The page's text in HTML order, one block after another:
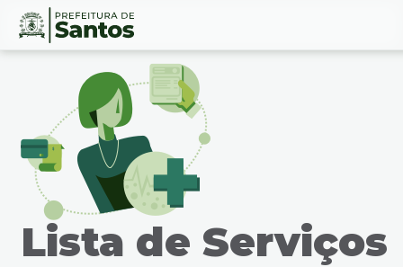
Ir
Conteúdo
Lista de Serviços